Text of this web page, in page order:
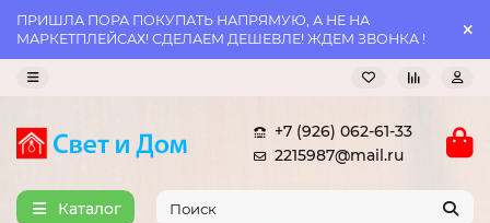
ПРИШЛА ПОРА ПОКУПАТЬ НАПРЯМУЮ, А НЕ НА
МАРКЕТПЛЕЙСАХ! СДЕЛАЕМ ДЕШЕВЛЕ! ЖДЕМ ЗВОНКА !
+7 (926) 062-61-33
2215987@mail.ru
Каталог